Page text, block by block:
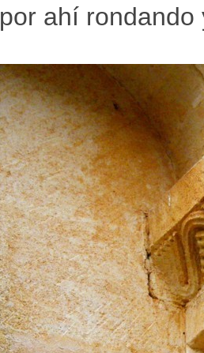
por ahí rondando